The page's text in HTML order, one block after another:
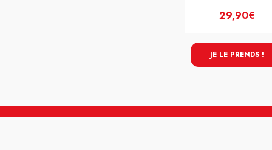
29,90€
JE LE PRENDS !